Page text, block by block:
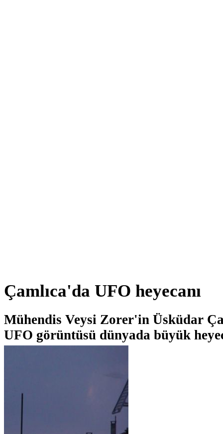
Çamlıca'da UFO heyecanı
Mühendis Veysi Zorer'in Üsküdar
UFO görüntüsü dünyada büyük